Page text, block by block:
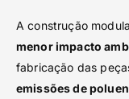
A construção
menor impacto
fabricação das
emissões de